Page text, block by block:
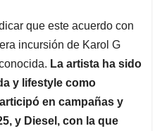
que este acuerdo con
incursión de Karol G
La artista ha sido
y lifestyle como
en campañas y
y Diesel, con la que